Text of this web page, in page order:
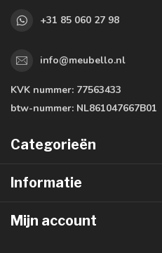
+31 85 060 27 98
info@meubello.nl
KVK nummer: 77563433
btw-nummer: NL861047667B01
Categorieën
Informatie
Mijn account